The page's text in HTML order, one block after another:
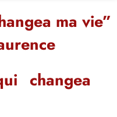
ma vie”
changea